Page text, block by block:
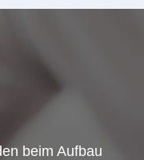
beim Aufbau